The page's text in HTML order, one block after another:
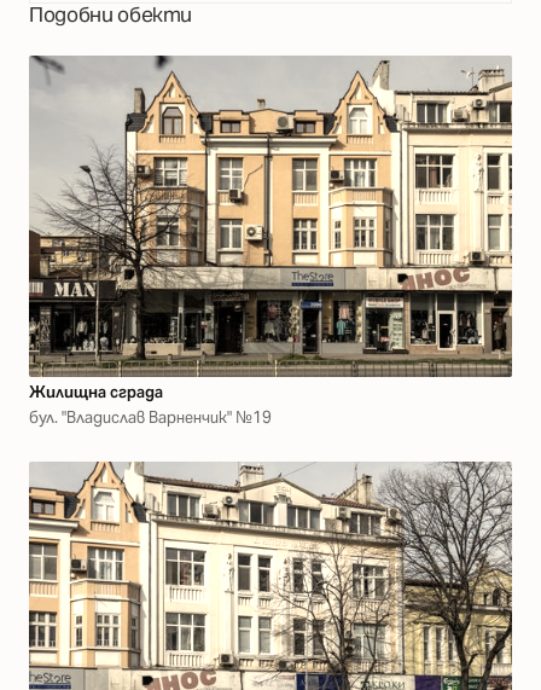
Подобни обекти
Жилищна сграда
бул. "Владислав Варненчик" №19